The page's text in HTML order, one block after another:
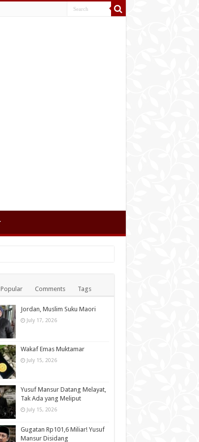
Popular Comments Tags
Jordan, Muslim Suku Maori
July 17, 2026
Wakaf Emas Muktamar
July 15, 2026
Yusuf Mansur Datang Melayat,
Tak Ada yang Meliput
July 15, 2026
Gugatan Rp101,6 Miliar! Yusuf
Mansur Disidang